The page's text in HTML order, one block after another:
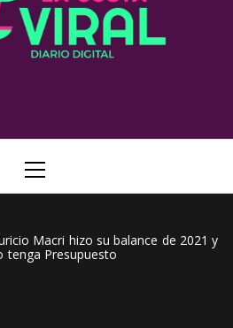
Viral
Menu
Macri hizo su balance de 2021 y
tenga Presupuesto